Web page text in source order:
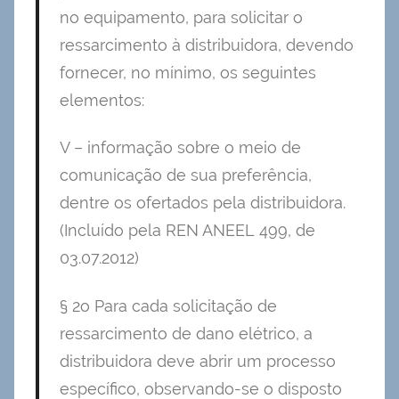
no equipamento, para solicitar o
ressarcimento à distribuidora, devendo
fornecer, no mínimo, os seguintes
elementos:
V – informação sobre o meio de
comunicação de sua preferência,
dentre os ofertados pela distribuidora.
(Incluído pela REN ANEEL 499, de
03.07.2012)
§ 2o Para cada solicitação de
ressarcimento de dano elétrico, a
distribuidora deve abrir um processo
específico, observando-se o disposto